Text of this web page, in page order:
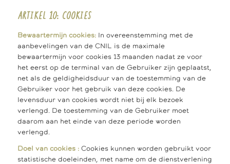
ARTIKEL 10: COOKIES
Bewaartermijn cookies:In overeenstemming met de
aanbevelingen van de CNIL is de maximale
bewaartermijn voor cookies 13 maanden nadat ze voor
het eerst op de terminal van de Gebruiker zijn geplaatst,
net als de geldigheidsduur van de toestemming van de
Gebruiker voor het gebruik van deze cookies. De
levensduur van cookies wordt niet bij elk bezoek
verlengd. De toestemming van de Gebruiker moet
daarom aan het einde van deze periode worden
verlengd.
Doel van cookies :Cookies kunnen worden gebruikt voor
statistische doeleinden, met name om de dienstverlening